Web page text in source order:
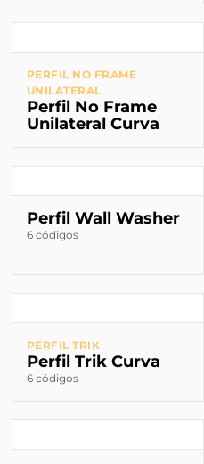
PERFIL NO FRAME
UNILATERAL
Perfil No Frame
Unilateral Curva
Perfil Wall Washer
6 códigos
PERFIL TRIK
Perfil Trik Curva
6 códigos